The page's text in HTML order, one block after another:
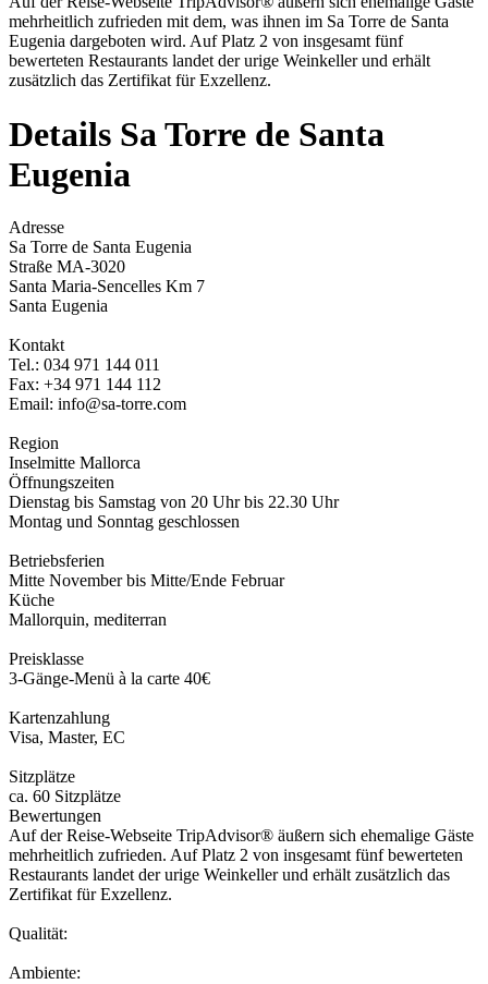
mehrheitlich zufrieden mit dem, was ihnen im Sa Torre de Santa
Eugenia dargeboten wird. Auf Platz 2 von insgesamt fünf
bewerteten Restaurants landet der urige Weinkeller und erhält
zusätzlich das Zertifikat für Exzellenz.
Details Sa Torre de Santa
Eugenia
Adresse
Sa Torre de Santa Eugenia
Straße MA-3020
Santa Maria-Sencelles Km 7
Santa Eugenia
Kontakt
Tel.: 034 971 144 011
Fax: +34 971 144 112
Email: info@sa-torre.com
Region
Inselmitte Mallorca
Öffnungszeiten
Dienstag bis Samstag von 20 Uhr bis 22.30 Uhr
Montag und Sonntag geschlossen
Betriebsferien
Mitte November bis Mitte/Ende Februar
Küche
Mallorquin, mediterran
Preisklasse
3-Gänge-Menü à la carte 40€
Kartenzahlung
Visa, Master, EC
Sitzplätze
ca. 60 Sitzplätze
Bewertungen
Auf der Reise-Webseite TripAdvisor® äußern sich ehemalige Gäste
mehrheitlich zufrieden. Auf Platz 2 von insgesamt fünf bewerteten
Restaurants landet der urige Weinkeller und erhält zusätzlich das
Zertifikat für Exzellenz.
Qualität:
Ambiente: